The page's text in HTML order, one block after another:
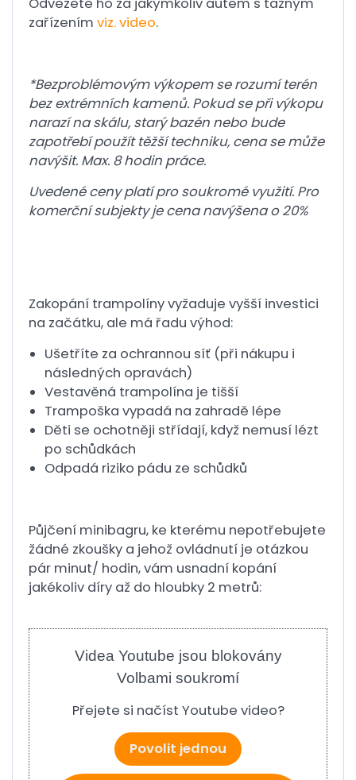
zařízením viz. video.
*Bezproblémovým výkopem se rozumí terén
bez extrémních kamenů. Pokud se při výkopu
narazí na skálu, starý bazén nebo bude
zapotřebí použít těžší techniku, cena se může
navýšit. Max. 8 hodin práce.
Uvedené ceny platí pro soukromé využití. Pro
komerční subjekty je cena navýšena o 20%
Zakopání trampolíny vyžaduje vyšší investici
na začátku, ale má řadu výhod:
Ušetříte za ochrannou síť (při nákupu i
následných opravách)
Vestavěná trampolína je tišší
Trampoška vypadá na zahradě lépe
Děti se ochotněji střídají, když nemusí lézt
po schůdkách
Odpadá riziko pádu ze schůdků
Půjčení minibagru, ke kterému nepotřebujete
žádné zkoušky a jehož ovládnutí je otázkou
pár minut/ hodin, vám usnadní kopání
jakékoliv díry až do hloubky 2 metrů:
Videa Youtube jsou blokovány
Volbami soukromí
Přejete si načíst Youtube video?
Povolit jednou